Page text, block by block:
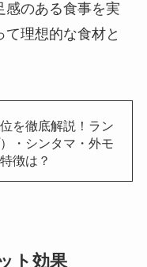
感のある食事を実
理想的な食材と
を徹底解説！ラン
・シンタマ・外モ
徴は？
ト効果